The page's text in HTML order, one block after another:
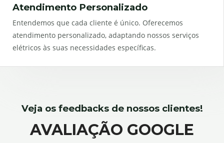
Atendimento Personalizado
Entendemos que cada cliente é único. Oferecemos
atendimento personalizado, adaptando nossos serviços
elétricos às suas necessidades específicas.
Veja os feedbacks de nossos clientes!
AVALIAÇÃO GOOGLE